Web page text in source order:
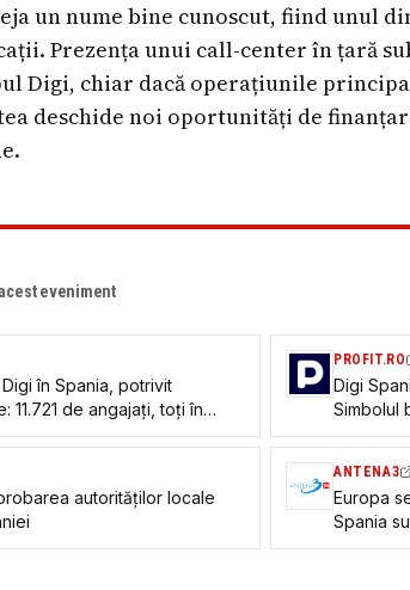
un nume bine cunoscut, fiind
Prezența unui call-center în țară
Digi, chiar dacă operațiunile
deschide noi oportunități de
eveniment
în Spania, potrivit
11.721 de angajaţi, toţi în
între 22.000 şi 30.000
PROFIT.RO
Digi
Simbolul
autorităților locale
ANTENA3
Europa
Spania